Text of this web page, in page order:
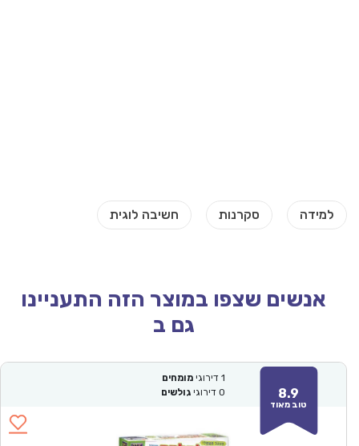
אנשים שצפו במוצר הזה התעניינו
גם ב
8.9
טוב מאוד
1 דירוגי מומחים
0 דירוגי גולשים